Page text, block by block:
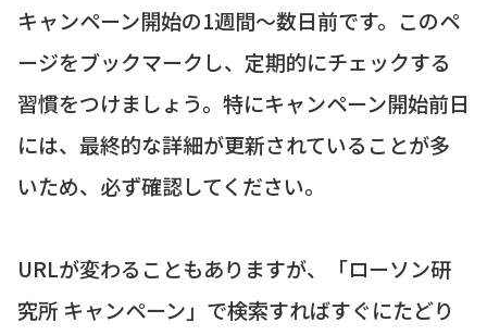
キャンペーン開始の1週間〜数日前です。このペ
ージをブックマークし、定期的にチェックする
習慣をつけましょう。特にキャンペーン開始前日
には、最終的な詳細が更新されていることが多
いため、必ず確認してください。
URLが変わることもありますが、「ローソン研
究所 キャンペーン」で検索すればすぐにたどり